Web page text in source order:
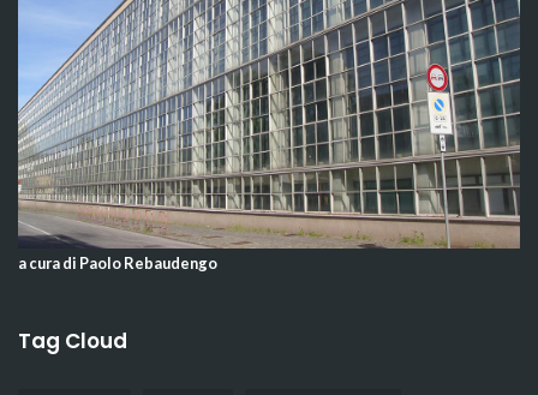
a cura di Paolo Rebaudengo
Tag Cloud